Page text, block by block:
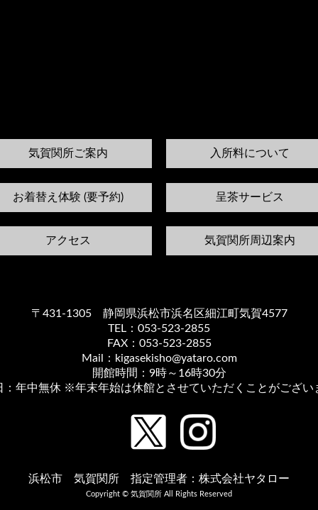
気賀関所ご案内 入所料について
お着替え体験 (要予約) 呈茶サービス
アクセス 気賀関所周辺案内
〒431-1305 静岡県浜松市浜名区細江町気賀4577
TEL：053-523-2855
FAX：053-523-2855
Mail：kigasekisho@yataro.com
開館時間：9時～16時30分
：年中無休 ※年末年始は休館とさせていただくことがござい
浜松市 気賀関所 指定管理者：株式会社ヤタロー
Copyright © 気賀関所 All Rights Reserved